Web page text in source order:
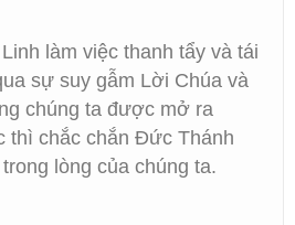
làm việc thanh tẩy và tái
sự suy gẫm Lời Chúa và
chúng ta được mở ra
thì chắc chắn Đức Thánh
lòng của chúng ta.